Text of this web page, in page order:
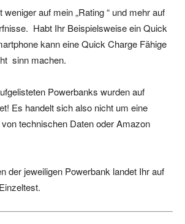
auf mein „Rating “ und mehr auf
Habt Ihr Beispielsweise ein Quick
kann eine Quick Charge Fähige
sinn machen.
Powerbanks wurden auf
Es handelt sich also nicht um eine
technischen Daten oder Amazon
der jeweiligen Powerbank landet Ihr auf